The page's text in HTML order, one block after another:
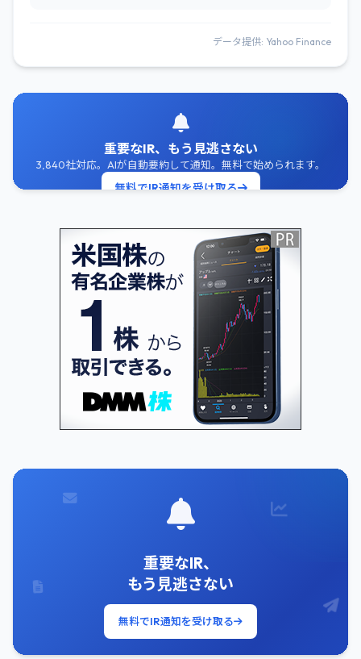
データ提供: Yahoo Finance
重要なIR、もう見逃さない
3,840社対応。AIが自動要約して通知。無料で始められます。
無料でIR通知を受け取る
重要なIR、
もう見逃さない
無料でIR通知を受け取る